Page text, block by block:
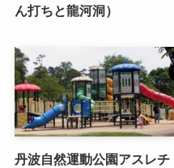
ん打ちと龍河洞）
丹波自然運動公園アスレチ